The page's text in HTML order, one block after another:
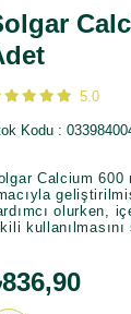
5.0
Kodu
Calcium 600
olurken,
kullanılmasını